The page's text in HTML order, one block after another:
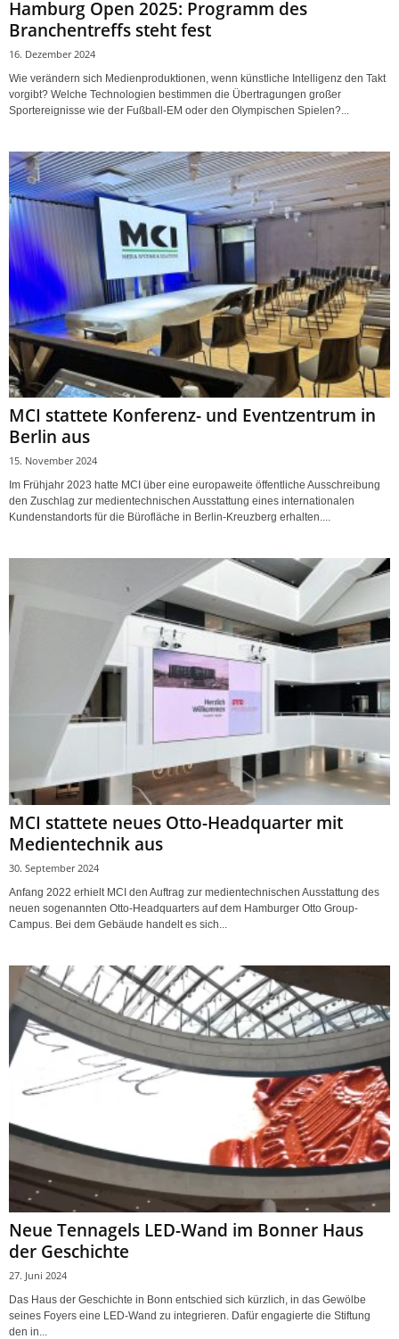
Hamburg Open 2025: Programm des
Branchentreffs steht fest
16. Dezember 2024
Wie verändern sich Medienproduktionen, wenn künstliche Intelligenz den Takt
vorgibt? Welche Technologien bestimmen die Übertragungen großer
Sportereignisse wie der Fußball-EM oder den Olympischen Spielen?...
MCI stattete Konferenz- und Eventzentrum in
Berlin aus
15. November 2024
Im Frühjahr 2023 hatte MCI über eine europaweite öffentliche Ausschreibung
den Zuschlag zur medientechnischen Ausstattung eines internationalen
Kundenstandorts für die Bürofläche in Berlin-Kreuzberg erhalten....
MCI stattete neues Otto-Headquarter mit
Medientechnik aus
30. September 2024
Anfang 2022 erhielt MCI den Auftrag zur medientechnischen Ausstattung des
neuen sogenannten Otto-Headquarters auf dem Hamburger Otto Group-
Campus. Bei dem Gebäude handelt es sich...
Neue Tennagels LED-Wand im Bonner Haus
der Geschichte
27. Juni 2024
Das Haus der Geschichte in Bonn entschied sich kürzlich, in das Gewölbe
seines Foyers eine LED-Wand zu integrieren. Dafür engagierte die Stiftung
den in...